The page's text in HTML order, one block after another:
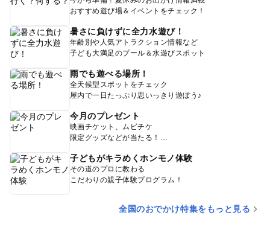
おすすめ遊び場＆イベントをチェック！
暑さに負けずに全力水遊び！
年齢別や人気アトラクション情報など
子ども大満足のプール＆水遊びスポット
雨でも遊べる場所！
全天候型スポットをチェック
屋内で一日たっぷり思いっきり遊ぼう♪
今月のプレゼント
映画チケット、ムビチケ
限定グッズなどが当たる！
子どもがキラめくホンモノ体験
その道のプロに教わる
こだわりの親子体験プログラム！
全国のおでかけ特集をもっと見る